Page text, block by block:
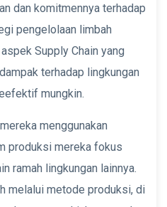
dan komitmennya terhadap
pengelolaan limbah
Supply Chain yang
terhadap lingkungan
mungkin.
menggunakan
produksi mereka fokus
ramah lingkungan lainnya.
melalui metode produksi, di